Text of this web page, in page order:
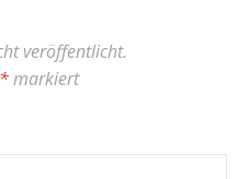
veröffentlicht.
*markiert